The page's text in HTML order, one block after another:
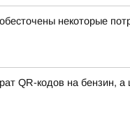
некоторые
QR-кодов на бензин, а